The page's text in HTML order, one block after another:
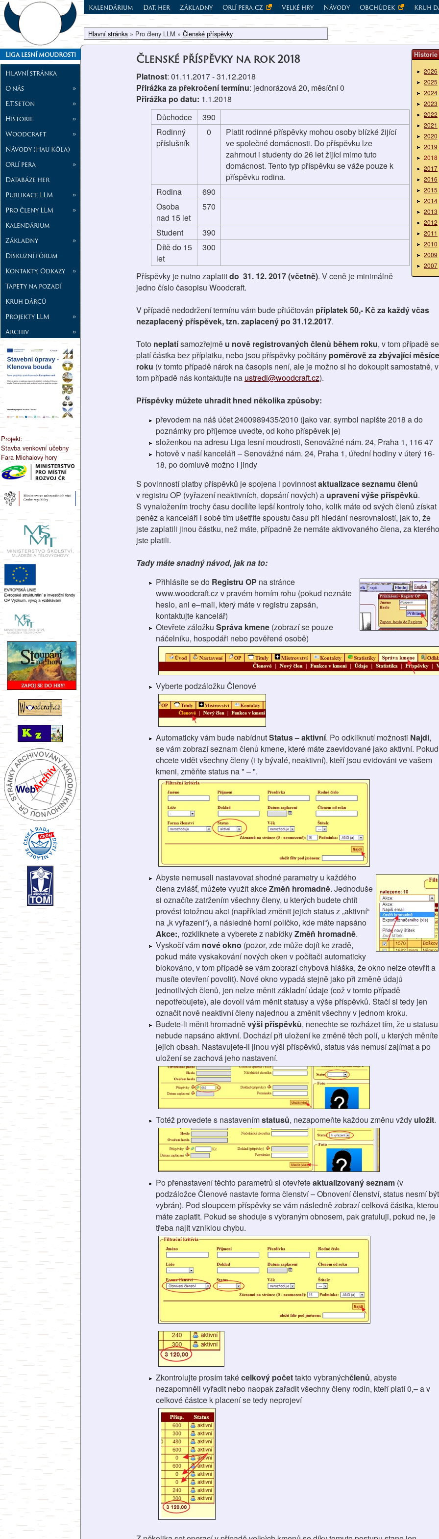
Liga lesní moudrosti
Hlavní stránka
O nás
»
E.T.Seton
»
Historie
»
Woodcraft
»
Návody (Hau Kóla)
Orlí pera
»
Databáze her
Publikace LLM
»
Pro členy LLM
»
Kalendárium
Základny
»
Diskuzní fórum
Kontakty, Odkazy
»
Tapety na pozadí
Kruh dárců
Projekty LLM
»
Archiv
»
Projekt:
Stavba venkovní učebny
Fara Michalovy hory
Kalendárium Dat. her Základny Orlí pera.cz Velké hry Návody Obchůdek Kruh
Hlavní stránka » Pro členy LLM » Členské příspěvky
Historie
2026
2025
2024
2023
2022
2021
2020
2019
2018
2017
2016
2015
2014
2013
2012
2011
2010
2009
2007
Členské příspěvky na rok 2018
Platnost: 01.11.2017 - 31.12.2018
Přirážka za překročení termínu: jednorázová 20, měsíční 0
Přirážka po datu: 1.1.2018
Důchodce
390
Rodinný
příslušník
0
Platit rodinné příspěvky mohou osoby blízké žijící
ve společné domácnosti. Do příspěvku lze
zahrnout i studenty do 26 let žijící mimo tuto
domácnost. Tento typ příspěvku se váže pouze k
příspěvku rodina.
Rodina
690
Osoba
nad 15 let
570
Student
390
Dítě do 15
let
300
Příspěvky je nutno zaplatitdo 31. 12. 2017 (včetně). V ceně je minimálně
jedno číslo časopisu Woodcraft.
V případě nedodržení termínu vám bude přiúčtován příplatek 50,- Kč za každý včas
nezaplacený příspěvek, tzn. zaplacený po 31.12.2017.
Toto neplatísamozřejměu nově registrovaných členů během roku, v tom případě se
platí částka bez příplatku, nebo jsou příspěvky počítánypoměrově za zbývající měsíce
roku (v tomto případě nárok na časopis není, ale je možno si ho dokoupit samostatně, v
tom případě nás kontaktujte na ustredi@woodcraft.cz).
Příspěvky můžete uhradit hned několika způsoby:
převodem na náš účet 2400989435/2010 (jako var. symbol napište 2018 a do
poznámky pro příjemce uveďte, od koho příspěvek je)
složenkou na adresu Liga lesní moudrosti, Senovážné nám. 24, Praha 1, 116 47
hotově v naší kanceláři – Senovážné nám. 24, Praha 1, úřední hodiny v úterý 16-
18, po domluvě možno i jindy
S povinností platby příspěvků je spojena i povinnostaktualizace seznamu členů
v registru OP (vyřazení neaktivních, dopsání nových) a upravení výše příspěvků.
S vynaložením trochy času docílíte lepší kontroly toho, kolik máte od svých členů získat
peněz a kanceláři i sobě tím ušetříte spoustu času při hledání nesrovnalostí, jak to, že
jste zaplatili jinou částku, než máte, případně že nemáte aktivovaného člena, za kterého
jste platili.
Tady máte snadný návod, jak na to:
Přihlásíte se do Registru OP na stránce
www.woodcraft.cz v pravém horním rohu (pokud neznáte
heslo, ani e–mail, který máte v registru zapsán,
kontaktujte kancelář)
Otevřete záložku Správa kmene(zobrazí se pouze
náčelníku, hospodáři nebo pověřené osobě)
Vyberte podzáložku Členové
Automaticky vám bude nabídnutStatus – aktivní. Po odkliknutí možnosti Najdi,
se vám zobrazí seznam členů kmene, které máte zaevidované jako aktivní. Pokud
chcete vidět všechny členy (i ty bývalé, neaktivní), kteří jsou evidováni ve vašem
kmeni, změňte status na " – ".
Abyste nemuseli nastavovat shodné parametry u každého
člena zvlášť, můžete využít akceZměň hromadně. Jednoduše
si označíte zatržením všechny členy, u kterých budete chtít
provést totožnou akci (například změnit jejich status z „aktivní“
na „k vyřazení“), a následně horní políčko, kde máte napsáno
Akce:, rozkliknete a vyberete z nabídkyZměň hromadně.
Vyskočí vám nové okno (pozor, zde může dojít ke zradě,
pokud máte vyskakování nových oken v počítači automaticky
blokováno, v tom případě se vám zobrazí chybová hláška, že okno nelze otevřít a
musíte otevření povolit). Nové okno vypadá stejně jako při změně údajů
jednotlivých členů, jen nelze měnit základní údaje (což v tomto případě
nepotřebujete), ale dovolí vám měnit statusy a výše příspěvků. Stačí si tedy jen
označit nově neaktivní členy najednou a změnit všechny v jednom kroku.
Budete-li měnit hromadněvýši příspěvků, nenechte se rozházet tím, že u statusu
nebude napsáno aktivní. Dochází při uložení ke změně těch polí, u kterých měníte
jejich obsah. Nastavujete-li jinou výši příspěvků, status vás nemusí zajímat a po
uložení se zachová jeho nastavení.
Totéž provedete s nastavenímstatusů, nezapomeňte každou změnu vždy uložit.
Po přenastavení těchto parametrů si otevřeteaktualizovaný seznam(v
podzáložce Členové nastavte forma členství – Obnovení členství, status nesmí být
vybrán). Pod sloupcem příspěvky se vám následně zobrazí celková částka, kterou
máte zaplatit. Pokud se shoduje s vybraným obnosem, pak gratuluji, pokud ne, je
třeba najít vzniklou chybu.
Zkontrolujte prosím takécelkový počettakto vybranýchčlenů, abyste
nezapomněli vyřadit nebo naopak zařadit všechny členy rodin, kteří platí 0,– a v
celkové částce k placení se tedy neprojeví